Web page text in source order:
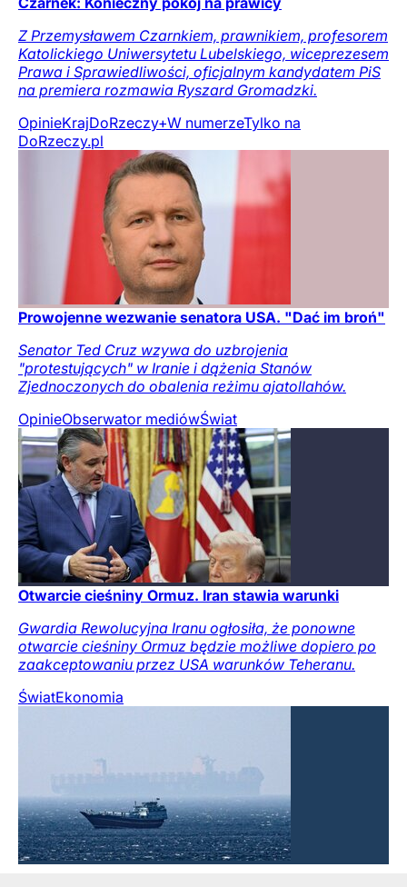
Z Przemysławem Czarnkiem, prawnikiem, profesorem
Katolickiego Uniwersytetu Lubelskiego, wiceprezesem
Prawa i Sprawiedliwości, oficjalnym kandydatem PiS
na premiera rozmawia Ryszard Gromadzki.
OpinieKrajDoRzeczy+W numerzeTylko na
DoRzeczy.pl
Prowojenne wezwanie senatora USA. "Dać im broń"
Senator Ted Cruz wzywa do uzbrojenia
"protestujących" w Iranie i dążenia Stanów
Zjednoczonych do obalenia reżimu ajatollahów.
OpinieObserwator mediówŚwiat
Otwarcie cieśniny Ormuz. Iran stawia warunki
Gwardia Rewolucyjna Iranu ogłosiła, że ponowne
otwarcie cieśniny Ormuz będzie możliwe dopiero po
zaakceptowaniu przez USA warunków Teheranu.
ŚwiatEkonomia